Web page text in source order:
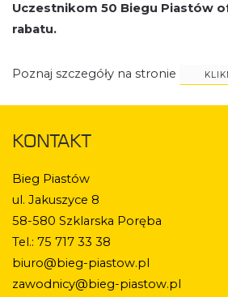
Uczestnikom 50 Biegu Piastów
rabatu.
Poznaj szczegóły na stronie
KONTAKT
Bieg Piastów
ul. Jakuszyce 8
58-580 Szklarska Poręba
Tel.: 75 717 33 38
biuro@bieg-piastow.pl
zawodnicy@bieg-piastow.pl